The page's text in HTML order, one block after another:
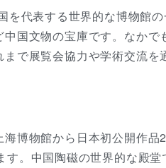
を代表する世界的な博物館
国文物の宝庫です。なか
で展覧会協力や学術交流
博物館から日本初公開作
。中国陶磁の世界的な殿